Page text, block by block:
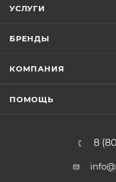
УСЛУГИ
БРЕНДЫ
КОМПАНИЯ
ПОМОЩЬ
8